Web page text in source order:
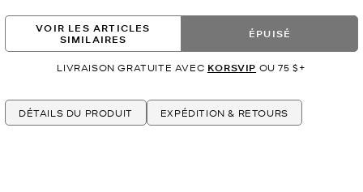
VOIR LES ARTICLES
SIMILAIRES
ÉPUISÉ
LIVRAISON GRATUITE AVEC KORSVIP OU 75 $+
DÉTAILS DU PRODUIT EXPÉDITION & RETOURS